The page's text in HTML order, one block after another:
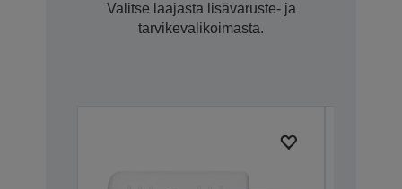
Valitse laajasta lisävaruste- ja
tarvikevalikoimasta.